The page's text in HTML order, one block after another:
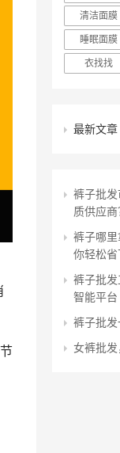
清洁面膜
睡眠面膜
衣找找
最新文章
裤子批
质供应商
裤子哪
你轻松
裤子批
智能平台
裤子批
女裤批